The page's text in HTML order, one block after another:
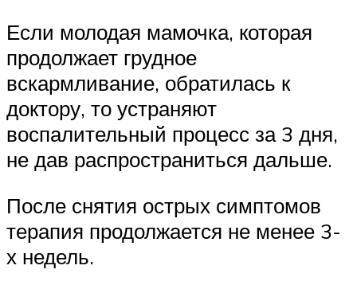
Если молодая мамочка, которая
продолжает грудное
вскармливание, обратилась к
доктору, то устраняют
воспалительный процесс за 3 дня,
не дав распространиться дальше.
После снятия острых симптомов
терапия продолжается не менее 3-
х недель.